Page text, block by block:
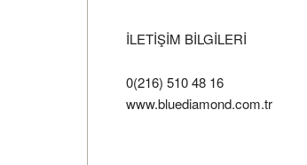
İLETİŞİM BİLGİLERİ
0(216) 510 48 16
www.bluediamond.com.tr